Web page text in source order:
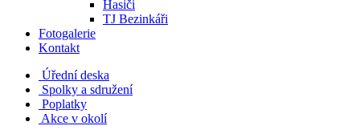
Hasiči
TJ Bezinkáři
Fotogalerie
Kontakt
Úřední deska
Spolky a sdružení
Poplatky
Akce v okolí